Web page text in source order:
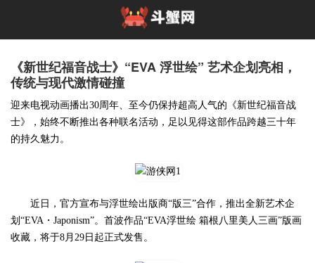
《新世纪福音战士》“EVA 浮世绘” 艺术企划亮相，
传统与现代激情碰撞
迎来电视动画播出30周年、至今仍保持超高人气的《新世纪福音战
士》，始终不断推出各种联名活动，足以见得这部作品跨越三十年
的持久魅力。
近日，官方宣布与浮世绘出版商“版三”合作，推出全新艺术企
划“EVA・Japonism”。首波作品“EVA浮世绘 箱根八里美人三画”版画
收藏，将于8月29日起正式发售。